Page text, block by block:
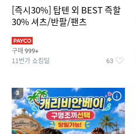
[즉시30%] 탑텐 외 BEST 즉할
30% 셔츠/반팔/팬츠
구매 999+
11번가 쇼킹딜 63
3